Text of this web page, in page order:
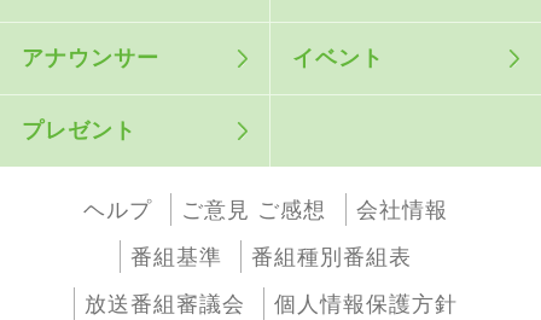
アナウンサー イベント
プレゼント
ヘルプ ご意見 ご感想
会社情報
番組基準
番組種別番組表
放送番組審議会
個人情報保護方針